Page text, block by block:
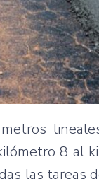
8 al
las tareas